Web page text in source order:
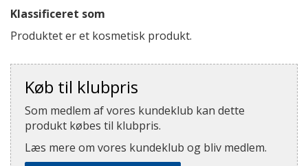
Klassificeret som
Produktet er et kosmetisk produkt.
Køb til klubpris
Som medlem af vores kundeklub kan dette
produkt købes til klubpris.
Læs mere om vores kundeklub og bliv medlem.